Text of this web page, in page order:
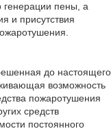
генерации пены, а
и присутствия
до настоящего
возможность
пожаротушения
средств
постоянного